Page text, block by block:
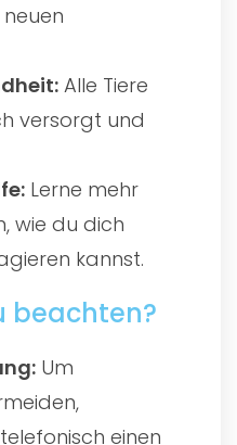
Alle Tiere
versorgt und
Lerne mehr
wie du dich
kannst.
beachten?
Um
einen